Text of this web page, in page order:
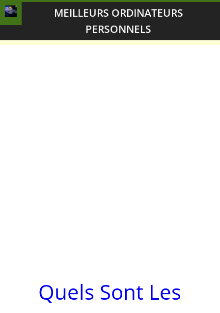
MEILLEURS ORDINATEURS
PERSONNELS
Quels Sont Les